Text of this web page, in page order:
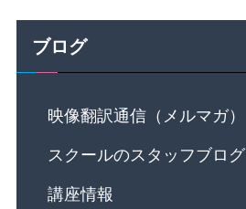
ブログ
映像翻訳通信（メルマガ）
スクールのスタッフブログ
講座情報